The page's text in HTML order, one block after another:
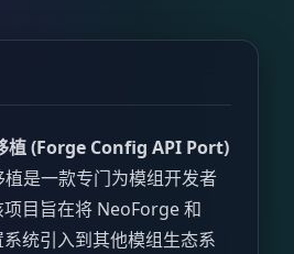
植 (Forge Config API Port)
是一款专门为模组开发者
目旨在将 NeoForge 和
统引入到其他模组生态系